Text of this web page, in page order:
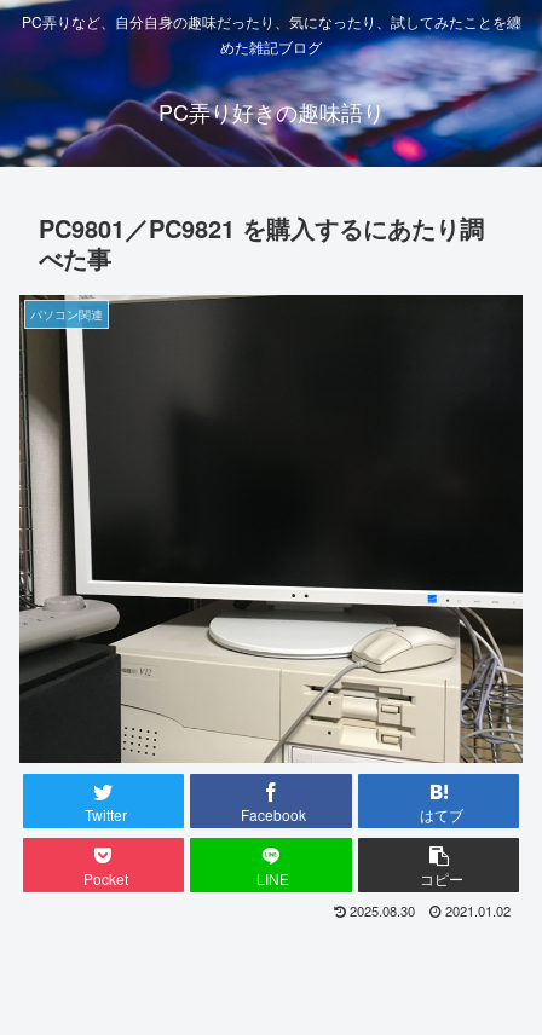
PC弄りなど、自分自身の趣味だったり、気になったり、試してみたことを纏
めた雑記ブログ
PC弄り好きの趣味語り
PC9801／PC9821 を購入するにあたり調
べた事
パソコン関連
Twitter Facebook はてブ
Pocket LINE コピー
2025.08.30 2021.01.02